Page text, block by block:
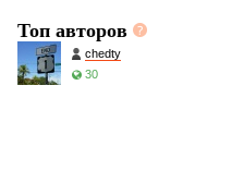
Топ авторов
chedty
30